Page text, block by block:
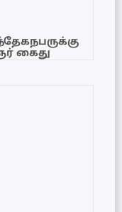
கைது